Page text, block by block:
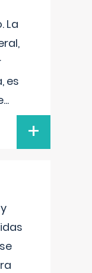
La
es
...
+